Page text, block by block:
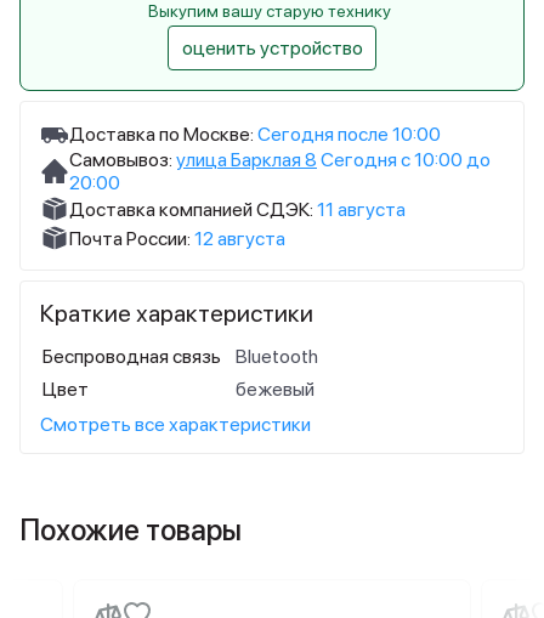
Доставка по Москве: Сегодня после 10:00
Самовывоз: улица Барклая 8 Сегодня с 10:00 до
20:00
Доставка компанией СДЭК: 11 августа
Почта России: 12 августа
Краткие характеристики
Беспроводная связь
Bluetooth
Цвет
бежевый
Смотреть все характеристики
Выкупим вашу старую технику
оценить устройство
Похожие товары